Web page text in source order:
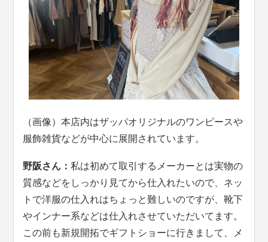
（画像）本店内はザッパオリジナルのワンピースや
服飾雑貨などが中心に展開されています。
野阪さん：私は初めて取引するメーカーとは実物の
質感などをしっかり見てから仕入れたいので、ネッ
トで洋服の仕入れはちょっと難しいのですが、靴下
やインナー系などは仕入れさせていただいてます。
この前も新規開拓でギフトショーに行きまして、メ